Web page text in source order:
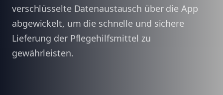
verschlüsselte Datenaustausch über die App
abgewickelt, um die schnelle und sichere
Lieferung der Pflegehilfsmittel zu
gewährleisten.